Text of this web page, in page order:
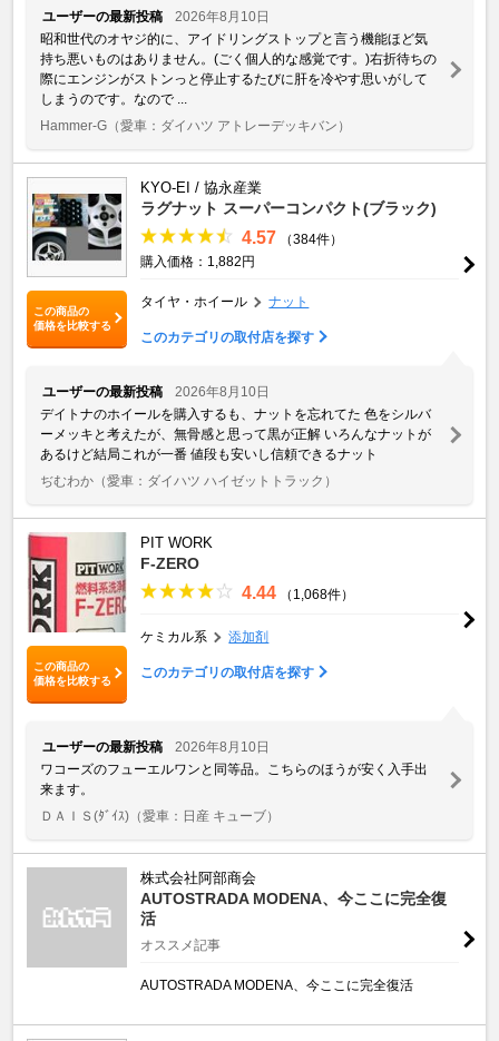
ユーザーの最新投稿
2026年8月10日
昭和世代のオヤジ的に、アイドリングストップと言う機能ほど気
持ち悪いものはありません。(ごく個人的な感覚です。)右折待ちの
際にエンジンがストンっと停止するたびに肝を冷やす思いがして
しまうのです。なので ...
Hammer-G （愛車：ダイハツ アトレーデッキバン）
この商品の
価格を比較する
KYO-EI / 協永産業
ラグナット スーパーコンパクト(ブラック)
4.57
（384件）
購入価格：1,882円
タイヤ・ホイール ナット
このカテゴリの取付店を探す
ユーザーの最新投稿
2026年8月10日
デイトナのホイールを購入するも、ナットを忘れてた 色をシルバ
ーメッキと考えたが、無骨感と思って黒が正解 いろんなナットが
あるけど結局これが一番 値段も安いし信頼できるナット
ぢむわか （愛車：ダイハツ ハイゼットトラック）
この商品の
価格を比較する
PIT WORK
F-ZERO
4.44 （1,068件）
ケミカル系 添加剤
このカテゴリの取付店を探す
ユーザーの最新投稿
2026年8月10日
ワコーズのフューエルワンと同等品。こちらのほうが安く入手出
来ます。
ＤＡＩＳ(ﾀﾞｲｽ) （愛車：日産 キューブ）
株式会社阿部商会
AUTOSTRADA MODENA、今ここに完全復
活
オススメ記事
AUTOSTRADA MODENA、今ここに完全復活